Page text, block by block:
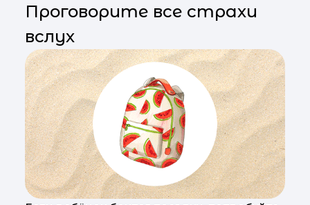
Проговорите все страхи
вслух